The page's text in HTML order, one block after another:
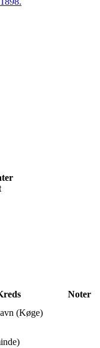
Noter
(Køge)